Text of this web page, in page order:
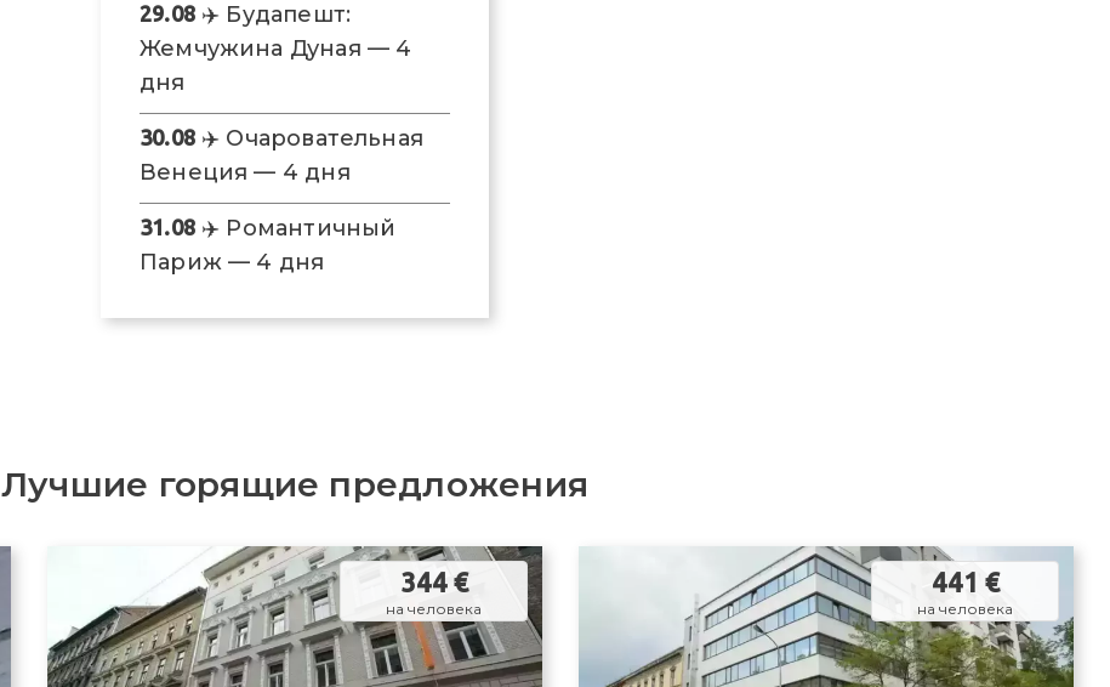
29.08✈️ Будапешт:
Жемчужина Дуная — 4
дня
30.08✈️ Очаровательная
Венеция — 4 дня
31.08✈️ Романтичный
Париж — 4 дня
Лучшие горящие предложения
344 €
на человека
441 €
на человека